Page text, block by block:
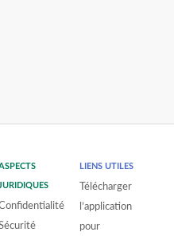
LIENS UTILES
Télécharger
l’application
pour